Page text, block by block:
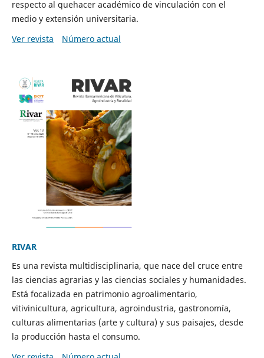
respecto al quehacer académico de vinculación con el
medio y extensión universitaria.
Ver revista
Número actual
RIVAR
Es una revista multidisciplinaria, que nace del cruce entre
las ciencias agrarias y las ciencias sociales y humanidades.
Está focalizada en patrimonio agroalimentario,
vitivinicultura, agricultura, agroindustria, gastronomía,
culturas alimentarias (arte y cultura) y sus paisajes, desde
la producción hasta el consumo.